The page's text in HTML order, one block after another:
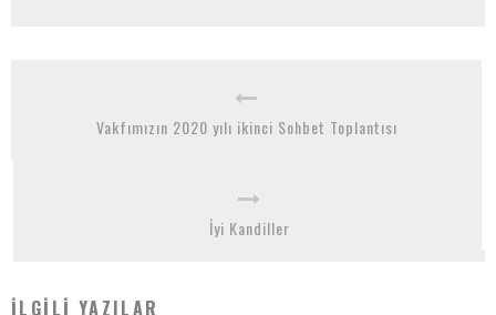
Vakfımızın 2020 yılı ikinci Sohbet Toplantısı
İyi Kandiller
İLGILI YAZILAR